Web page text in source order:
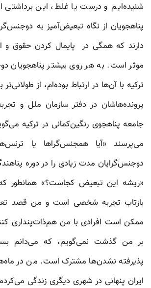
شنیده‌ایم و درست یا غلط، این برداشتی
پناهجویان از نگاه تبعیض‌آمیز به
دارند که همگی در پایمال کردن حقوق و
موثر است. به هر روی بیشتر پناهجویان
ترکیه با آن‌ها در ارتباط بوده‌ام، از
پرونده‌هاشان در دفتر سازمان ملل و
جامعه پناهجوی رنگین‌کمانی در ترکیه
می‌پرسند «آیا همجنس‌گراها یا
دوجنس‌گرایان مدت زیادی را در دوره
«ریشه این تبعیض کجاست؟»‌ همانطور
بازتاب تجربه شخصی است و من قصد
ممکن است افرادی با من هم‌ذات‌پنداری
بر من گذشت نمی‌گویم، که می‌دانم
پذیرفته نشدن‌ها مشترک است. من در
ایران پنهانی در شهری دیگری زندگی